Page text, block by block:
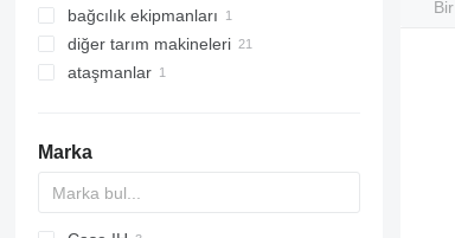
biçme makineleri
ot toplayıcıları
tarım yükleyicileri
bağcılık ekipmanları
diğer tarım makineleri
ataşmanlar
Marka